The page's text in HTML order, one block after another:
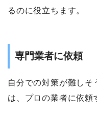
るのに役立ちます。
専門業者に依頼
自分での対策が難しそ
は、プロの業者に依頼